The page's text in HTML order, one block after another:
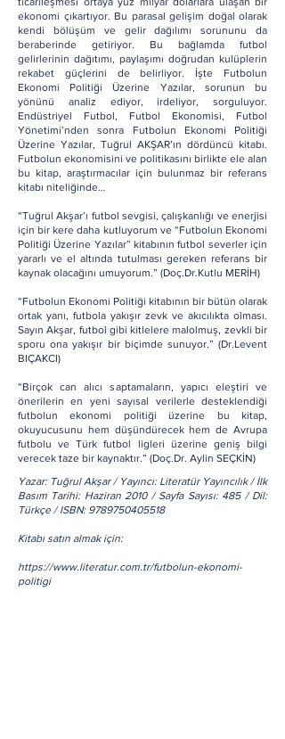
ekonomi çıkartıyor. Bu parasal gelişim doğal olarak
kendi bölüşüm ve gelir dağılımı sorununu da
beraberinde getiriyor. Bu bağlamda futbol
gelirlerinin dağıtımı, paylaşımı doğrudan kulüplerin
rekabet güçlerini de belirliyor. İşte Futbolun
Ekonomi Politiği Üzerine Yazılar, sorunun bu
yönünü analiz ediyor, irdeliyor, sorguluyor.
Endüstriyel Futbol, Futbol Ekonomisi, Futbol
Yönetimi’nden sonra Futbolun Ekonomi Politiği
Üzerine Yazılar, Tuğrul AKŞAR’ın dördüncü kitabı.
Futbolun ekonomisini ve politikasını birlikte ele alan
bu kitap, araştırmacılar için bulunmaz bir referans
kitabı niteliğinde…
“Tuğrul Akşar’ı futbol sevgisi, çalışkanlığı ve enerjisi
için bir kere daha kutluyorum ve “Futbolun Ekonomi
Politiği Üzerine Yazılar” kitabının futbol severler için
yararlı ve el altında tutulması gereken referans bir
kaynak olacağını umuyorum.” (Doç.Dr.Kutlu MERİH)
“Futbolun Ekonomi Politiği kitabının bir bütün olarak
ortak yanı, futbola yakışır zevk ve akıcılıkta olması.
Sayın Akşar, futbol gibi kitlelere malolmuş, zevkli bir
sporu ona yakışır bir biçimde sunuyor.” (Dr.Levent
BIÇAKCI)
“Birçok can alıcı saptamaların, yapıcı eleştiri ve
önerilerin en yeni sayısal verilerle desteklendiği
futbolun ekonomi politiği üzerine bu kitap,
okuyucusunu hem düşündürecek hem de Avrupa
futbolu ve Türk futbol ligleri üzerine geniş bilgi
verecek taze bir kaynaktır.” (Doç.Dr. Aylin SEÇKİN)
Yazar: Tuğrul Akşar / Yayıncı: Literatür Yayıncılık / İlk
Basım Tarihi: Haziran 2010 / Sayfa Sayısı: 485 / Dil:
Türkçe / ISBN: 9789750405518
Kitabı satın almak için:
https://www.literatur.com.tr/futbolun-ekonomi-
politigi